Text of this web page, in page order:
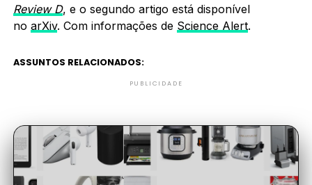
Review D, e o segundo artigo está disponível
no arXiv. Com informações de Science Alert.
ASSUNTOS RELACIONADOS:
PUBLICIDADE